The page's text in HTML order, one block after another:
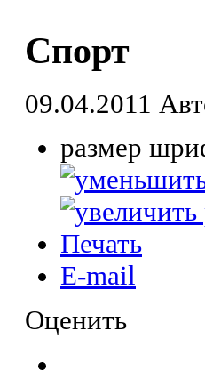
Спорт
09.04.2011
размер
Печать
E-mail
Оценить